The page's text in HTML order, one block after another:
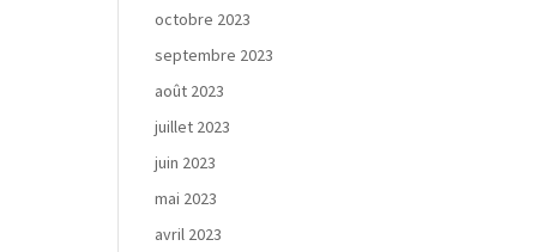
octobre 2023
septembre 2023
août 2023
juillet 2023
juin 2023
mai 2023
avril 2023